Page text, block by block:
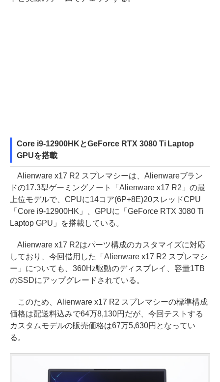
Core i9-12900HKとGeForce RTX 3080 Ti Laptop
GPUを搭載
Alienware x17 R2 スプレマシーは、Alienwareブラン
ドの17.3型ゲーミングノート「Alienware x17 R2」の最
上位モデルで、CPUに14コア(6P+8E)20スレッドCPU
「Core i9-12900HK」、GPUに「GeForce RTX 3080 Ti
Laptop GPU」を搭載している。
Alienware x17 R2はパーツ構成のカスタマイズに対応
しており、今回借用した「Alienware x17 R2 スプレマシ
ー」についても、360Hz駆動のディスプレイ、容量1TB
のSSDにアップグレードされている。
このため、Alienware x17 R2 スプレマシーの標準構成
価格は配送料込みで64万8,130円だが、今回テストする
カスタムモデルの販売価格は67万5,630円となってい
る。